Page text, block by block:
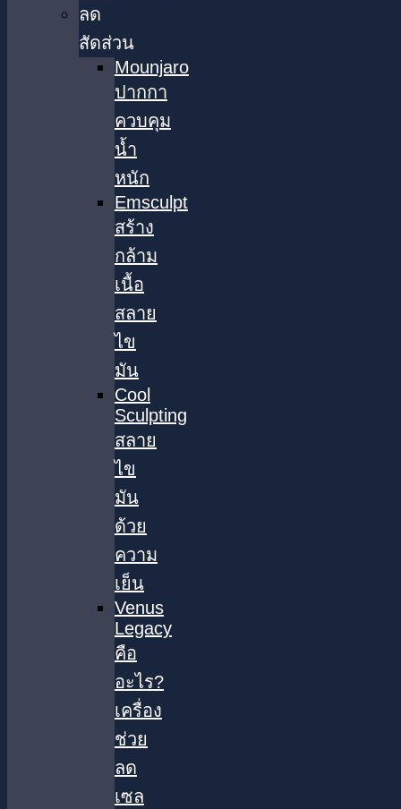
ลด
สัดส่วน
Mounjaro
ปากกา
ควบคุม
น้ำ
หนัก
Emsculpt
สร้าง
กล้าม
เนื้อ
สลาย
ไข
มัน
Cool
Sculpting
สลาย
ไข
มัน
ด้วย
ความ
เย็น
Venus
Legacy
คือ
อะไร?
เครื่อง
ช่วย
ลด
เซล